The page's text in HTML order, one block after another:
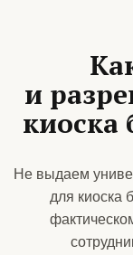
и
киоска
Не выдаем
для киоска